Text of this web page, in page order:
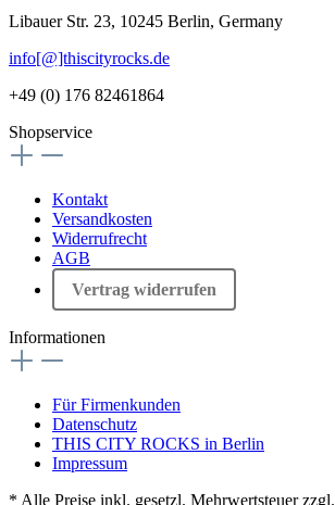
Libauer Str. 23, 10245 Berlin, Germany
info[@]thiscityrocks.de
+49 (0) 176 82461864
Shopservice
Kontakt
Versandkosten
Widerrufrecht
AGB
Vertrag widerrufen
Informationen
Für Firmenkunden
Datenschutz
THIS CITY ROCKS in Berlin
Impressum
* Alle Preise inkl. gesetzl. Mehrwertsteuer zzgl.